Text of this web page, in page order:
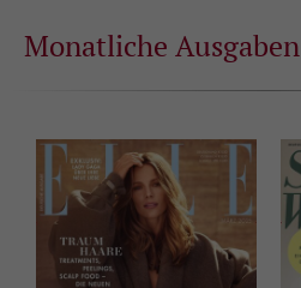
Monatliche Ausgaben